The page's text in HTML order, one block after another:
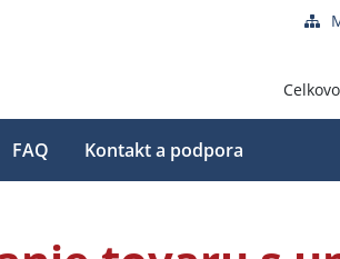
FAQ Kontakt a podpora